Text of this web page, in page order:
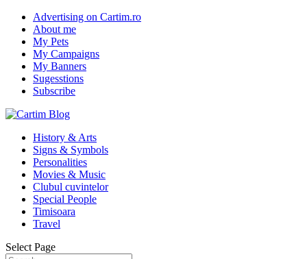
Advertising on Cartim.ro
About me
My Pets
My Campaigns
My Banners
Sugesstions
Subscribe
History & Arts
Signs & Symbols
Personalities
Movies & Music
Clubul cuvintelor
Special People
Timisoara
Travel
Select Page